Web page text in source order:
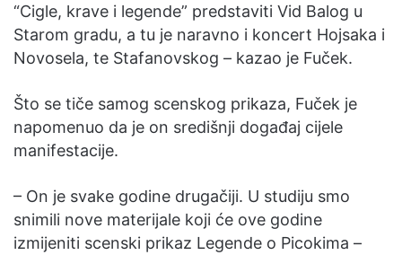
“Cigle, krave i legende” predstaviti Vid Balog u
Starom gradu, a tu je naravno i koncert Hojsaka i
Novosela, te Stafanovskog – kazao je Fuček.
Što se tiče samog scenskog prikaza, Fuček je
napomenuo da je on središnji događaj cijele
manifestacije.
– On je svake godine drugačiji. U studiju smo
snimili nove materijale koji će ove godine
izmijeniti scenski prikaz Legende o Picokima –